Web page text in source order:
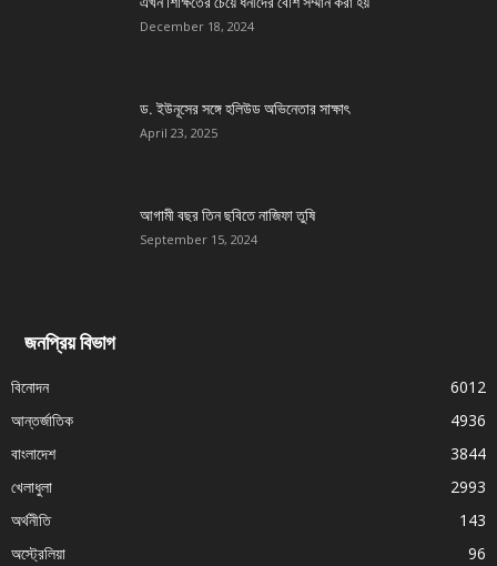
December 18, 2024
ড. ইউনূসের সঙ্গে হলিউড অভিনেতার সাক্ষাৎ
April 23, 2025
আগামী বছর তিন ছবিতে নাজিফা তুষি
September 15, 2024
জনপ্রিয় বিভাগ
বিনোদন
6012
আন্তর্জাতিক
4936
বাংলাদেশ
3844
খেলাধুলা
2993
অর্থনীতি
143
অস্ট্রেলিয়া
96